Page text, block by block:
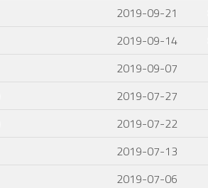
2019-09-21
2019-09-14
2019-09-07
2019-07-27
2019-07-22
2019-07-13
2019-07-06